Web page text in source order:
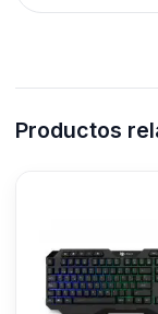
Productos